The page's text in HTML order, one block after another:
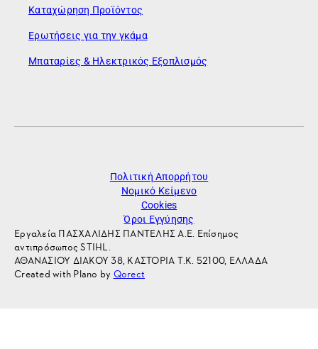
Καταχώρηση Προϊόντος
Ερωτήσεις για την γκάμα
Μπαταρίες & Ηλεκτρικός Εξοπλισμός
Πολιτική Απορρήτου
Νομικό Κείμενο
Cookies
Όροι Εγγύησης
Εργαλεία ΠΑΣΧΑΛΙΔΗΣ ΠΑΝΤΕΛΗΣ Α.Ε. Επίσημος
αντιπρόσωπος STIHL.
ΑΘΑΝΑΣΙΟΥ ΔΙΑΚΟΥ 38, ΚΑΣΤΟΡΙΑ Τ.Κ. 52100, ΕΛΛΑΔΑ
Created with Plano by Qorect